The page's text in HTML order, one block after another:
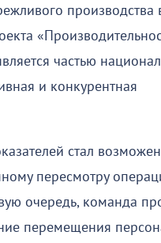
производства
частью
и конкурентная
стал возможен
пересмотру
очередь, команда
перемещения